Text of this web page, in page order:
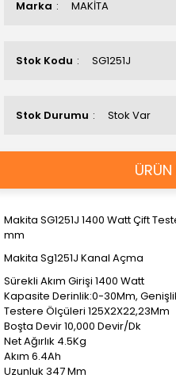
Marka MAKİTA
Stok Kodu SG1251J
Stok Durumu Stok Var
Makita SG1251J 1400 Watt Çift
mm
Makita Sg1251J Kanal Açma
Sürekli Akım Girişi 1400 Watt
Kapasite Derinlik:0-30Mm,
Testere Ölçüleri 125X2X22,23Mm
Boşta Devir 10,000 Devir/Dk
Net Ağırlık 4.5Kg
Akım 6.4Ah
Uzunluk 347 Mm